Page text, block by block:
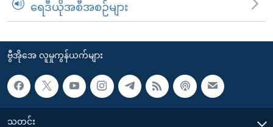
ရေဒီယိုအစီအစဉ်များ
ဗွီအိုအေ လူမှုကွန်ယက်များ
သတင်း